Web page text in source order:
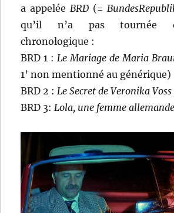
a appeléeBRD (=
qu’il n’a pas tournée
chronologique :
BRD 1 :Le Mariage de Maria
1’ non mentionné au générique)
BRD 2 :Le Secret de Veronika Voss
BRD 3:Lola, une femme allemande